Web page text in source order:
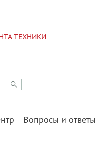
ТЕХНИКИ
Вопросы и ответы